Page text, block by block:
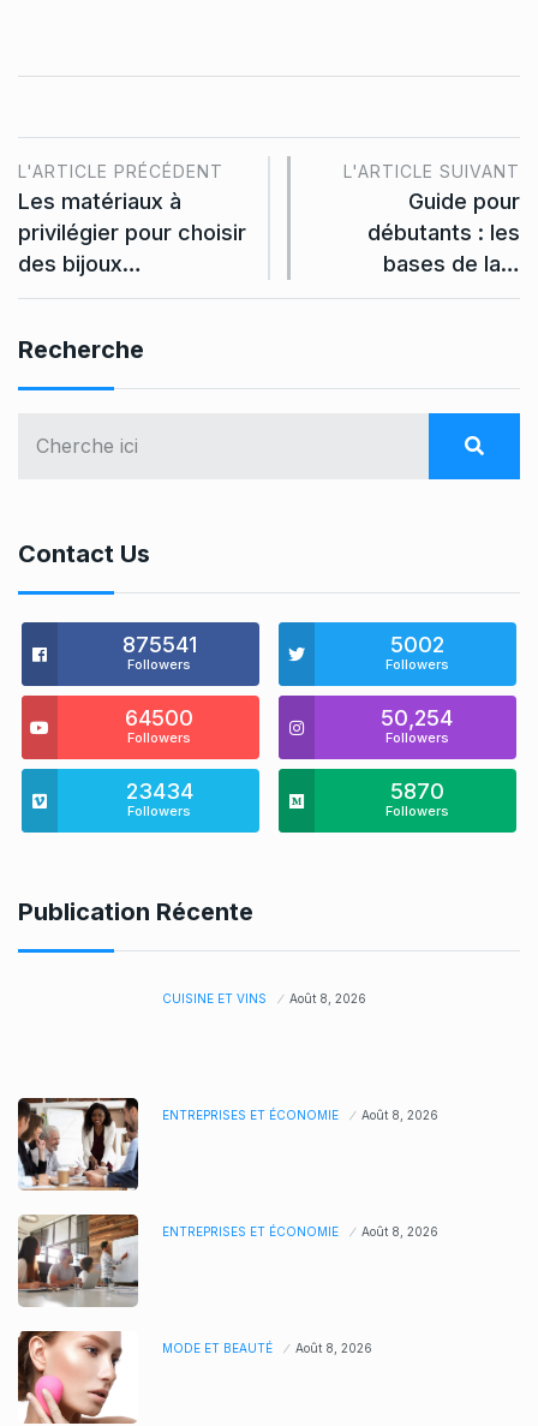
L'ARTICLE PRÉCÉDENT
Les matériaux à
privilégier pour choisir
des bijoux…
L'ARTICLE SUIVANT
Guide pour
débutants : les
bases de la…
Recherche
Contact Us
875541
Followers
5002
Followers
64500
Followers
50,254
Followers
23434
Followers
5870
Followers
Publication Récente
CUISINE ET VINS Août 8, 2026
ENTREPRISES ET ÉCONOMIE Août 8, 2026
ENTREPRISES ET ÉCONOMIE Août 8, 2026
MODE ET BEAUTÉ Août 8, 2026